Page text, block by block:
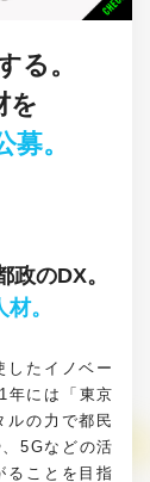
る。
を
。
政のDX。
。
たイノベー
年には「東京
の力で都民
5Gなどの活
ることを目指